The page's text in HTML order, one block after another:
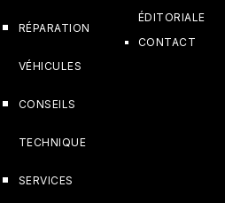
RÉPARATION
VÉHICULES
CONSEILS
TECHNIQUE
SERVICES
ÉDITORIALE
CONTACT